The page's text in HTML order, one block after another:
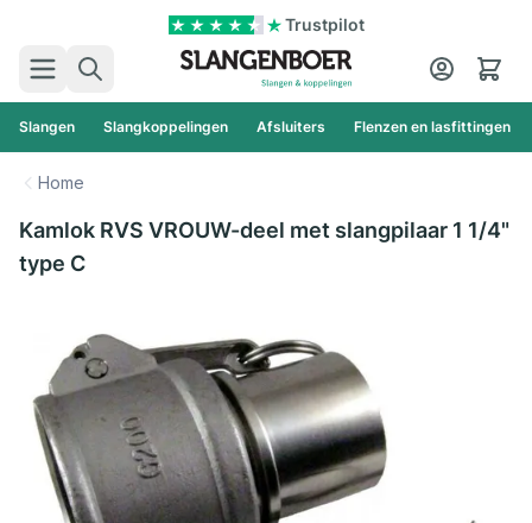
Trustpilot
Zoek
Cart
Slangen Slangkoppelingen Afsluiters Flenzen en lasfittingen
Home
Kamlok RVS VROUW-deel met slangpilaar 1 1/4"
type C